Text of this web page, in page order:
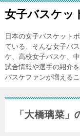
女子バスケッ
日本の女子バスケット
ている、そんな女子バ
ケ、高校女子バスケ、
試合情報や選手の紹介
バスケファンが増える
「大橋璃菜」